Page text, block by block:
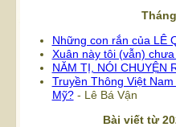
Những con rắn của LÊ
Xuân này tôi (vẫn) chưa
NĂM TỊ, NÓI CHUYỆN
Truyền Thông Việt
Mỹ?- Lê Bá Vận
Bài viết từ